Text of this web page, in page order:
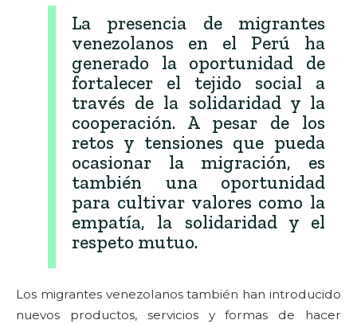
La presencia de migrantes
venezolanos en el Perú ha
generado la oportunidad de
fortalecer el tejido social a
través de la solidaridad y la
cooperación. A pesar de los
retos y tensiones que pueda
ocasionar la migración, es
también una oportunidad
para cultivar valores como la
empatía, la solidaridad y el
respeto mutuo.
Los migrantes venezolanos también han introducido
nuevos productos, servicios y formas de hacer